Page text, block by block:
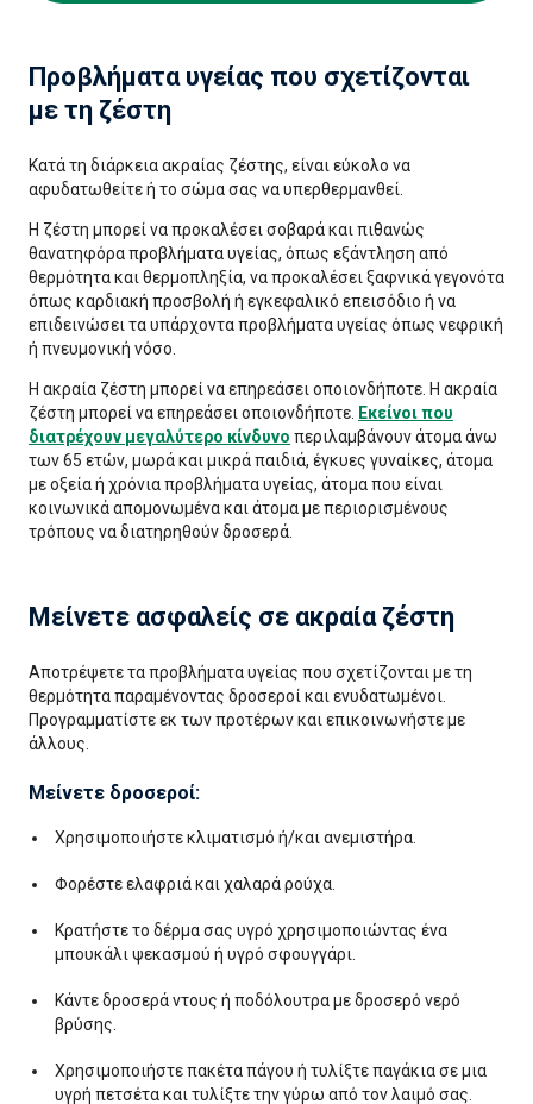
Προβλήματα υγείας που σχετίζονται
με τη ζέστη
Κατά τη διάρκεια ακραίας ζέστης, είναι εύκολο να
αφυδατωθείτε ή το σώμα σας να υπερθερμανθεί.
Η ζέστη μπορεί να προκαλέσει σοβαρά και πιθανώς
θανατηφόρα προβλήματα υγείας, όπως εξάντληση από
θερμότητα και θερμοπληξία, να προκαλέσει ξαφνικά γεγονότα
όπως καρδιακή προσβολή ή εγκεφαλικό επεισόδιο ή να
επιδεινώσει τα υπάρχοντα προβλήματα υγείας όπως νεφρική
ή πνευμονική νόσο.
Η ακραία ζέστη μπορεί να επηρεάσει οποιονδήποτε. Η ακραία
ζέστη μπορεί να επηρεάσει οποιονδήποτε. Εκείνοι που
διατρέχουν μεγαλύτερο κίνδυνο περιλαμβάνουν άτομα άνω
των 65 ετών, μωρά και μικρά παιδιά, έγκυες γυναίκες, άτομα
με οξεία ή χρόνια προβλήματα υγείας, άτομα που είναι
κοινωνικά απομονωμένα και άτομα με περιορισμένους
τρόπους να διατηρηθούν δροσερά.
Μείνετε ασφαλείς σε ακραία ζέστη
Αποτρέψετε τα προβλήματα υγείας που σχετίζονται με τη
θερμότητα παραμένοντας δροσεροί και ενυδατωμένοι.
Προγραμματίστε εκ των προτέρων και επικοινωνήστε με
άλλους.
Μείνετε δροσεροί:
Χρησιμοποιήστε κλιματισμό ή/και ανεμιστήρα.
Φορέστε ελαφριά και χαλαρά ρούχα.
Κρατήστε το δέρμα σας υγρό χρησιμοποιώντας ένα
μπουκάλι ψεκασμού ή υγρό σφουγγάρι.
Κάντε δροσερά ντους ή ποδόλουτρα με δροσερό νερό
βρύσης.
Χρησιμοποιήστε πακέτα πάγου ή τυλίξτε παγάκια σε μια
υγρή πετσέτα και τυλίξτε την γύρω από τον λαιμό σας.